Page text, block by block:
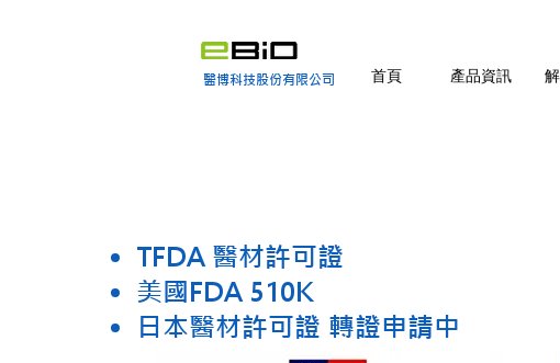
醫博科技股份有限公司 首頁 產品資訊
TFDA 醫材許可證
美國FDA 510K
日本醫材許可證 轉證申請中